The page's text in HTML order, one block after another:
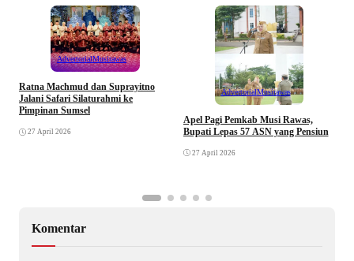
AdvertorialMusirawas
Ratna Machmud dan Suprayitno
Jalani Safari Silaturahmi ke
Pimpinan Sumsel
27 April 2026
AdvertorialMusirawas
Apel Pagi Pemkab Musi Rawas,
Bupati Lepas 57 ASN yang Pensiun
27 April 2026
Komentar